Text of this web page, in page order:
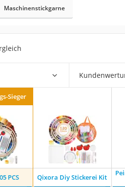
Reiten
Maschinenstickgarne
Sieger
PCS Qixora Diy Stickerei Kit